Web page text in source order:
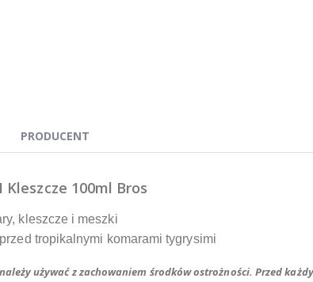
PRODUCENT
Kleszcze 100ml Bros
kleszcze i meszki
tropikalnymi komarami tygrysimi
używać z zachowaniem środków ostrożności. Przed